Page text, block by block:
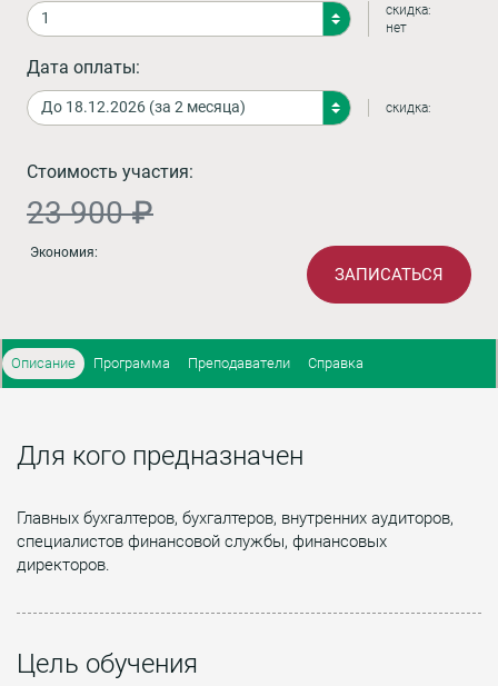
скидка:
нет
Дата оплаты:
скидка:
Стоимость участия:
23 900 ₽
Экономия:
ЗАПИСАТЬСЯ
Описание Программа Преподаватели Справка
Для кого предназначен
Главных бухгалтеров, бухгалтеров, внутренних аудиторов,
специалистов финансовой службы, финансовых
директоров.
Цель обучения